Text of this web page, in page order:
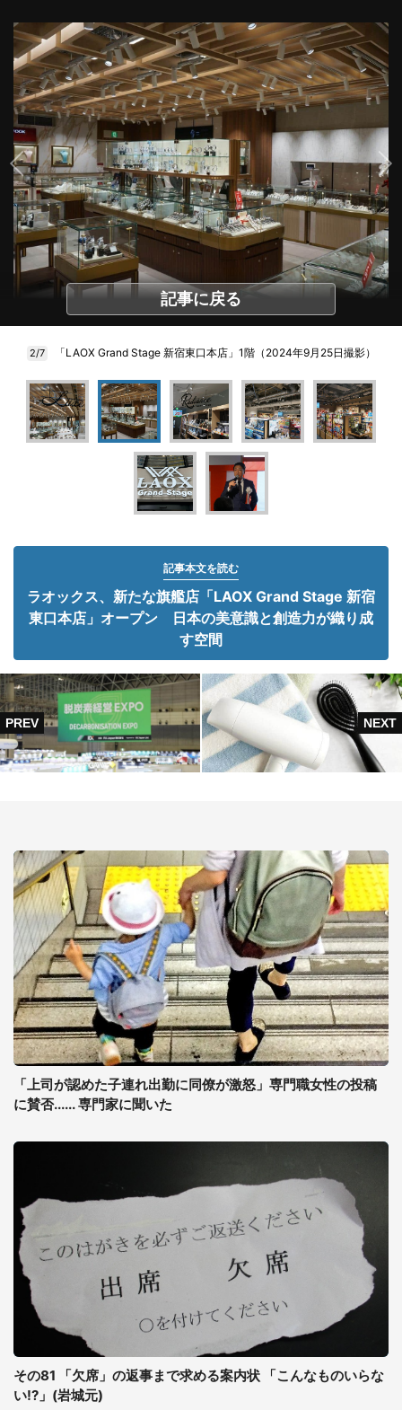
記事に戻る
2/7 「LAOX Grand Stage 新宿東口本店」1階（2024年9月25日撮影）
記事本文を読む
ラオックス、新たな旗艦店「LAOX Grand Stage 新宿
東口本店」オープン 日本の美意識と創造力が織り成
す空間
「上司が認めた子連れ出勤に同僚が激怒」専門職女性の投稿
に賛否...... 専門家に聞いた
その81 「欠席」の返事まで求める案内状 「こんなものいらな
い!?」(岩城元)